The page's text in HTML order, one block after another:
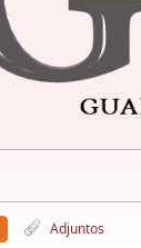
Adjuntos